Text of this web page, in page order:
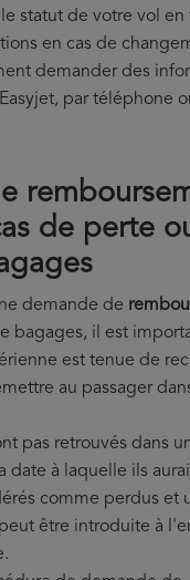
statut de votre vol
en cas de
demander des
par téléphone
de perte
demande de
bagages, il est
est tenue de
au passager
pas retrouvés dans
date à laquelle ils
comme perdus et
être introduite à